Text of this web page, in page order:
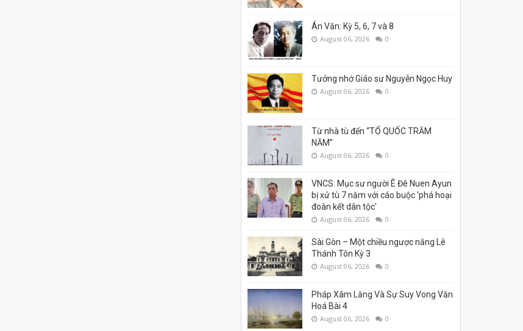
Án Văn: Kỳ 5, 6, 7 và 8
August 06, 2026 0
Tưởng nhớ Giáo sư Nguyễn Ngọc Huy
August 06, 2026 0
Từ nhà tù đến “TỔ QUỐC TRĂM
NĂM”
August 06, 2026 0
VNCS: Mục sư người Ê Đê Nuen Ayun
bị xử tù 7 năm với cáo buộc 'phá hoại
đoàn kết dân tộc'
August 06, 2026 0
Sài Gòn – Một chiều ngược nắng Lê
Thánh Tôn Kỳ 3
August 06, 2026 0
Pháp Xâm Lăng Và Sự Suy Vong Văn
Hoá Bài 4
August 06, 2026 0